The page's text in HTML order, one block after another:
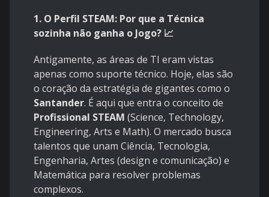
1. O Perfil STEAM: Por que a Técnica
sozinha não ganha o Jogo? 📈
Antigamente, as áreas de TI eram vistas
apenas como suporte técnico. Hoje, elas são
o coração da estratégia de gigantes como o
Santander. É aqui que entra o conceito de
Profissional STEAM (Science, Technology,
Engineering, Arts e Math). O mercado busca
talentos que unam Ciência, Tecnologia,
Engenharia, Artes (design e comunicação) e
Matemática para resolver problemas
complexos.